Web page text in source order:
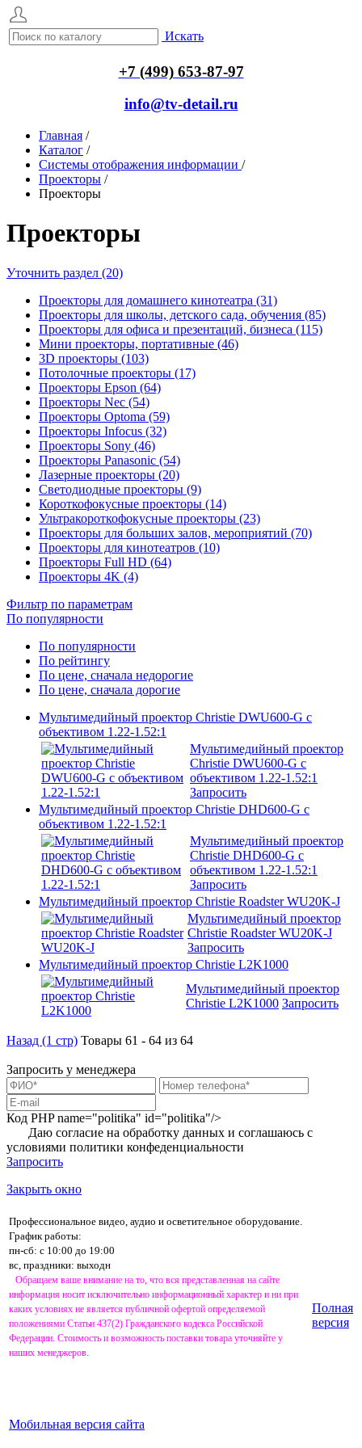
Искать
+7 (499) 653-87-97
info@tv-detail.ru
Главная /
Каталог /
Системы отображения информации /
Проекторы /
Проекторы
Проекторы
Уточнить раздел (20)
Проекторы для домашнего кинотеатра (31)
Проекторы для школы, детского сада, обучения (85)
Проекторы для офиса и презентаций, бизнеса (115)
Мини проекторы, портативные (46)
3D проекторы (103)
Потолочные проекторы (17)
Проекторы Epson (64)
Проекторы Nec (54)
Проекторы Optoma (59)
Проекторы Infocus (32)
Проекторы Sony (46)
Проекторы Panasonic (54)
Лазерные проекторы (20)
Светодиодные проекторы (9)
Короткофокусные проекторы (14)
Ультракороткофокусные проекторы (23)
Проекторы для больших залов, мероприятий (70)
Проекторы для кинотеатров (10)
Проекторы Full HD (64)
Проекторы 4K (4)
Фильтр по параметрам
По популярности
По популярности
По рейтингу
По цене, сначала недорогие
По цене, сначала дорогие
Мультимедийный проектор Christie DWU600-G с
объективом 1.22-1.52:1
Мультимедийный проектор
Christie DWU600-G с
объективом 1.22-1.52:1
Запросить
Мультимедийный проектор Christie DHD600-G c
объективом 1.22-1.52:1
Мультимедийный проектор
Christie DHD600-G c
объективом 1.22-1.52:1
Запросить
Мультимедийный проектор Christie Roadster WU20K-J
Мультимедийный проектор
Christie Roadster WU20K-J
Запросить
Мультимедийный проектор Christie L2K1000
Мультимедийный проектор
Christie L2K1000 Запросить
Назад (1 стр) Товары 61 - 64 из 64
Запросить у менеджера
Код PHPname="politika" id="politika"/>
Даю согласие на обработку данных и соглашаюсь с
условиями политики конфеденциальности
Запросить
Закрыть окно
Профессиональное видео, аудио и осветительное оборудование.
График работы:
пн-сб: с 10:00 до 19:00
вс, праздники: выходн
Обращаем ваше внимание на то, что вся представленная на сайте
информация носит исключительно информационный характер и ни при
каких условиях не является публичной офертой определяемой
положениями Статьи 437(2) Гражданского кодекса Российской
Федерации. Стоимость и возможность поставки товара уточняйте у
наших менеджеров.
Мобильная версия сайта
Полная
версия